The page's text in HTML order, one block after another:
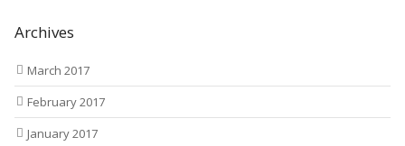
Archives
March 2017
February 2017
January 2017